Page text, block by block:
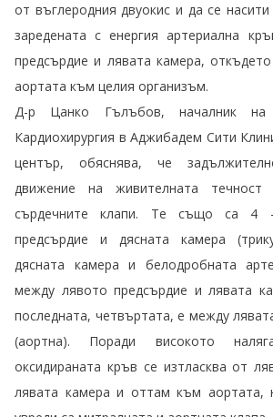
от въглеродния двуокис и да се
заредената с енергия артериална
предсърдие и лявата камера,
аортата към целия организъм.
Д-р Цанко Гълъбов, началник на
Кардиохирургия в Аджибадем Сити
център, обяснява, че
движение на живителната
сърдечните клапи. Те също са 4
предсърдие и дясната камера
дясната камера и белодробната
между лявото предсърдие и лявата
последната, четвъртата, е между
(аортна). Поради високото
оксидираната кръв се изтласква от
лявата камера и оттам към аортата,